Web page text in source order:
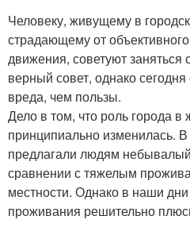
Человеку, живущему в
страдающему от
движения, советуют заняться
верный совет, однако
вреда, чем пользы.
Дело в том, что роль города в
принципиально изменилась.
предлагали людям
сравнении с тяжелым
местности. Однако в наши
проживания решительно